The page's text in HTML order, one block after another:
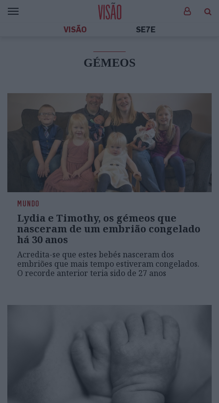
VISÃO SE7E
GÉMEOS
MUNDO
Lydia e Timothy, os gémeos que
nasceram de um embrião congelado
há 30 anos
Acredita-se que estes bebés nasceram dos
embriões que mais tempo estiveram congelados.
O recorde anterior teria sido de 27 anos